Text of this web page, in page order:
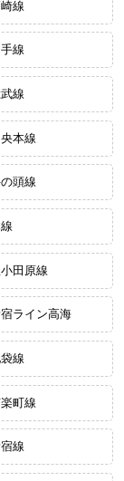
崎線
線
武線
央本線
頭線
田原線
ライン高海
線
町線
線